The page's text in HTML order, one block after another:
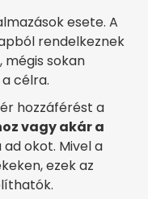
esete. A
rendelkeznek
sokan
célra.
hozzáférést a
vagy akár a
ad okot. Mivel a
ezek az